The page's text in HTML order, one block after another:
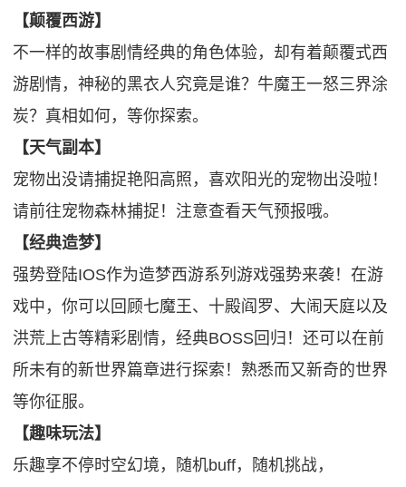
【颠覆西游】
不一样的故事剧情经典的角色体验，却有着颠覆式西
游剧情，神秘的黑衣人究竟是谁？牛魔王一怒三界涂
炭？真相如何，等你探索。
【天气副本】
宠物出没请捕捉艳阳高照，喜欢阳光的宠物出没啦！
请前往宠物森林捕捉！注意查看天气预报哦。
【经典造梦】
强势登陆IOS作为造梦西游系列游戏强势来袭！在游
戏中，你可以回顾七魔王、十殿阎罗、大闹天庭以及
洪荒上古等精彩剧情，经典BOSS回归！还可以在前
所未有的新世界篇章进行探索！熟悉而又新奇的世界
等你征服。
【趣味玩法】
乐趣享不停时空幻境，随机buff，随机挑战，